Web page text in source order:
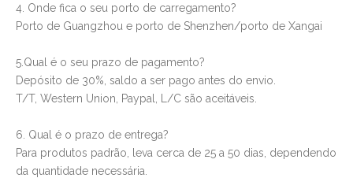
4. Onde fica o seu porto de carregamento?
Porto de Guangzhou e porto de Shenzhen/porto de Xangai
5.Qual é o seu prazo de pagamento?
Depósito de 30%, saldo a ser pago antes do envio.
T/T, Western Union, Paypal, L/C são aceitáveis.
6. Qual é o prazo de entrega?
Para produtos padrão, leva cerca de 25 a 50 dias, dependendo
da quantidade necessária.